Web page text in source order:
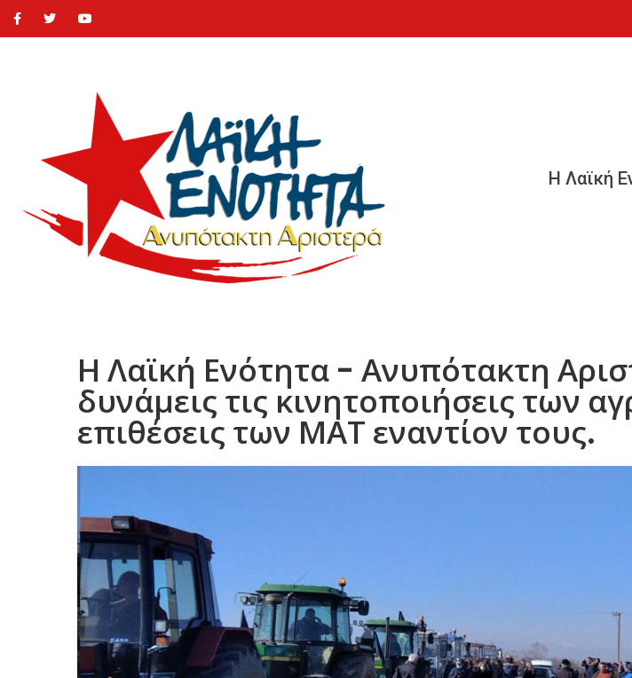
Η Λαϊκή
Η Λαϊκή Ενότητα - Ανυπότακτη
δυνάμεις τις κινητοποιήσεις των
επιθέσεις των ΜΑΤ εναντίον τους.